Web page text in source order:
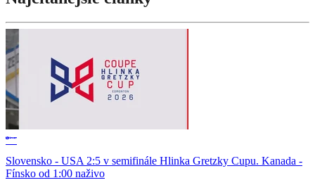
Slovensko - USA 2:5 v semifinále Hlinka Gretzky Cupu. Kanada -
Fínsko od 1:00 naživo